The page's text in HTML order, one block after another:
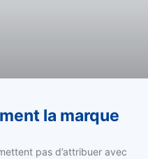
la marque
pas d’attribuer avec